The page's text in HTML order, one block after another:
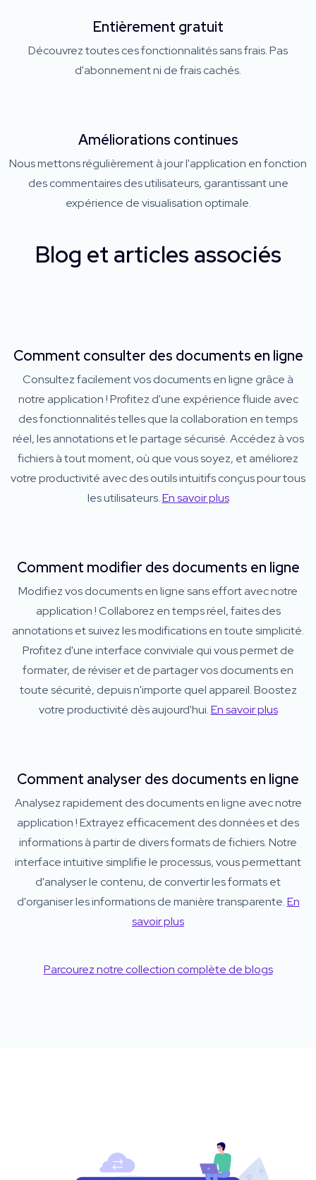
Entièrement gratuit
Découvrez toutes ces fonctionnalités sans frais. Pas
d'abonnement ni de frais cachés.
Améliorations continues
Nous mettons régulièrement à jour l'application en fonction
des commentaires des utilisateurs, garantissant une
expérience de visualisation optimale.
Blog et articles associés
Comment consulter des documents en ligne
Consultez facilement vos documents en ligne grâce à
notre application ! Profitez d'une expérience fluide avec
des fonctionnalités telles que la collaboration en temps
réel, les annotations et le partage sécurisé. Accédez à vos
fichiers à tout moment, où que vous soyez, et améliorez
votre productivité avec des outils intuitifs conçus pour tous
les utilisateurs.En savoir plus
Comment modifier des documents en ligne
Modifiez vos documents en ligne sans effort avec notre
application ! Collaborez en temps réel, faites des
annotations et suivez les modifications en toute simplicité.
Profitez d'une interface conviviale qui vous permet de
formater, de réviser et de partager vos documents en
toute sécurité, depuis n'importe quel appareil. Boostez
votre productivité dès aujourd'hui.En savoir plus
Comment analyser des documents en ligne
Analysez rapidement des documents en ligne avec notre
application ! Extrayez efficacement des données et des
informations à partir de divers formats de fichiers. Notre
interface intuitive simplifie le processus, vous permettant
d'analyser le contenu, de convertir les formats et
d'organiser les informations de manière transparente.En
savoir plus
Parcourez notre collection complète de blogs